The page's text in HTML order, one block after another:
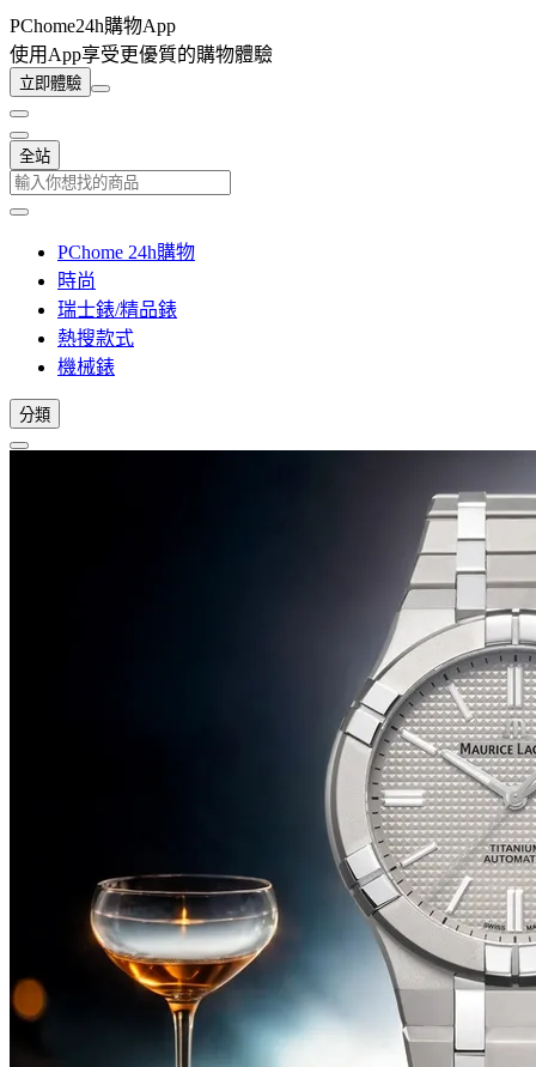
PChome24h購物App
使用App享受更優質的購物體驗
立即體驗
全站
PChome 24h購物
時尚
瑞士錶/精品錶
熱搜款式
機械錶
分類